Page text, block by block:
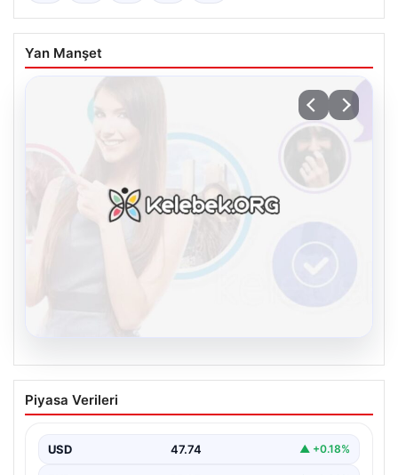
Yan Manşet
Kelebek chat adresi İle Çevrim içi
İletişimin Güvenli Adresi Ve Sohbet
Dijital çağında bireylerin seviyeli bir şekilde iletişim
Piyasa Verileri
USD 47.74 ▲ +0.18%